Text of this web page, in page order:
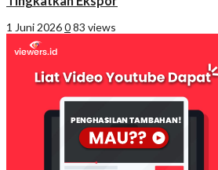
1 Juni 2026083 views